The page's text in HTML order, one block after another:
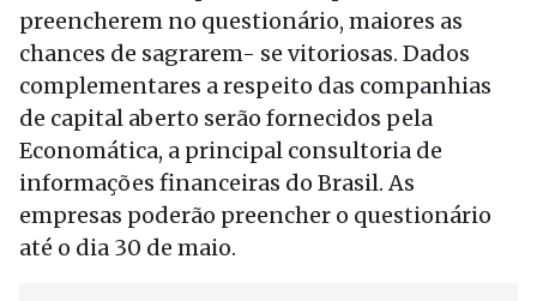
preencherem no questionário, maiores as
chances de sagrarem- se vitoriosas. Dados
complementares a respeito das companhias
de capital aberto serão fornecidos pela
Economática, a principal consultoria de
informações financeiras do Brasil. As
empresas poderão preencher o questionário
até o dia 30 de maio.